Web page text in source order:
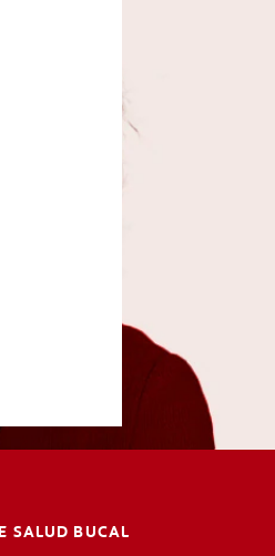
SALUD BUCAL